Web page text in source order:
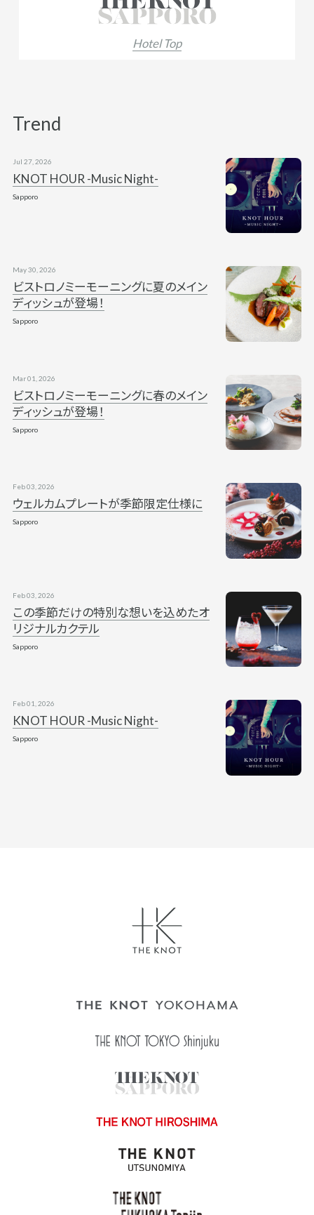
Hotel Top
Trend
KNOT HOUR -Music Night-
Jul 27, 2026
Sapporo
ビストロノミーモーニングに夏のメイン
ディッシュが登場！
May 30, 2026
Sapporo
ビストロノミーモーニングに春のメイン
ディッシュが登場！
Mar 01, 2026
Sapporo
ウェルカムプレートが季節限定仕様に
Feb 03, 2026
Sapporo
この季節だけの特別な想いを込めたオ
リジナルカクテル
Feb 03, 2026
Sapporo
KNOT HOUR -Music Night-
Feb 01, 2026
Sapporo